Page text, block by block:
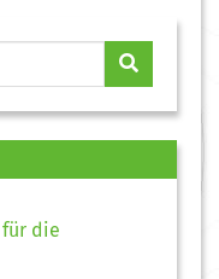
für die